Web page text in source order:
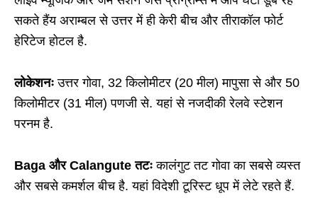
सकते हैंय अराम्बल से उत्तर में ही केरी बीच और तीराकॉल फोर्ट
हेरिटेज होटल है.
लोकेशनः उत्तर गोवा, 32 किलोमीटर (20 मील) मापुसा से और 50
किलोमीटर (31 मील) पणजी से. यहां से नजदीकी रेलवे स्टेशन
परनम है.
Baga और Calangute तटः कालंगुट तट गोवा का सबसे व्यस्त
और सबसे कमर्शल बीच है. यहां विदेशी टूरिस्ट धूप में लेटे रहते हैं.